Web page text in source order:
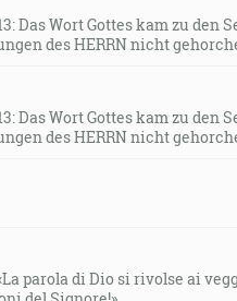
Das Wort Gottes kam zu
des HERRN nicht
Das Wort Gottes kam zu
des HERRN nicht
parola di Dio si rivolse ai